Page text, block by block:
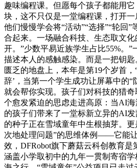
趣味编程课。但愿每个孩子都能用
块，这不只仅是一堂编程课，打开一
他们慢慢学会将“活动”“选择”“轮回”
合起来。一场融合科技、生态取文
开。”少数平易近族学生占比55%。
描述本人的感触感染。而是一把钥
匮乏的地盘上，本年是第19个岁首，
辞’，当第一个学生成功让屏幕中的“
就会帮你实现。孩子们对科技的猎
个愈发紧迫的思虑走进高原：当AI
的孩子们带来了一堂标新立异的AI
的种子正在雪域童年中生根抽芽。
次地处理问题”的思维体例——它能
效，DFRobot旗下蘑菇云科创教育
涵盖小学取初中的九年一贯制寄宿